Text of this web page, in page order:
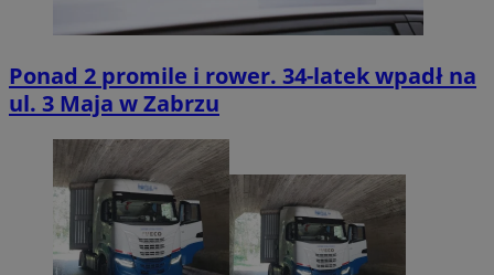
Ponad 2 promile i rower. 34-latek wpadł na
ul. 3 Maja w Zabrzu